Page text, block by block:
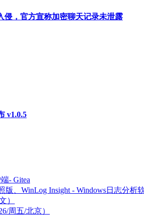
侵，官方宣称加密聊天记录未泄露
v1.0.5
- Gitea
版、WinLog Insight - Windows日志分析
）
周五/北京）